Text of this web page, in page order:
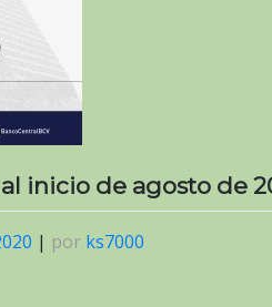
inicio de agosto de
| por ks7000